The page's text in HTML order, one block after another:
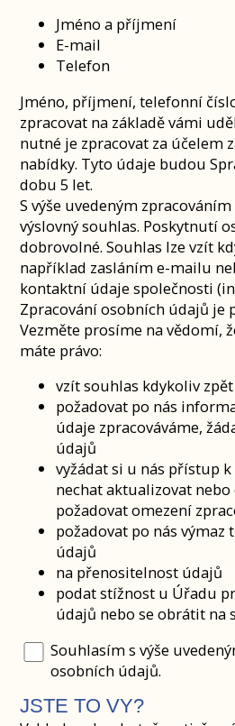
Jméno a příjmení
E-mail
Telefon
Jméno, příjmení, telefonní
zpracovat na základě vámi
nutné je zpracovat za účelem
nabídky. Tyto údaje budou
dobu 5 let.
S výše uvedeným
výslovný souhlas. Poskytnutí
dobrovolné. Souhlas lze vzít
například zasláním e-mailu
kontaktní údaje společnosti
Zpracování osobních údajů je
Vezměte prosíme na vědomí,
máte právo:
vzít souhlas kdykoliv zpět
požadovat po nás
údaje zpracováváme,
údajů
vyžádat si u nás přístup
nechat aktualizovat
požadovat omezení
požadovat po nás výmaz
údajů
na přenositelnost údajů
podat stížnost u Úřadu
údajů nebo se obrátit na
Souhlasím s výše
osobních údajů.
JSTE TO VY?